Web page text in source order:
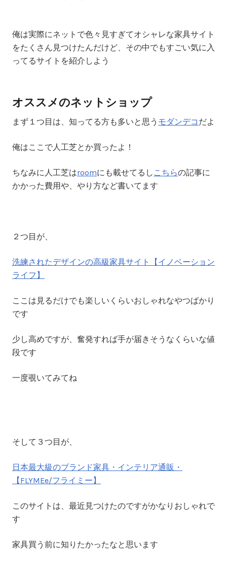
俺は実際にネットで色々見すぎてオシャレな家具サイト
をたくさん見つけたんだけど、その中でもすごい気に入
ってるサイトを紹介しよう
オススメのネットショップ
まず１つ目は、知ってる方も多いと思う モダンデコ だよ
俺はここで人工芝とか買ったよ！
ちなみに人工芝はroomにも載せてるし こちらの記事に
かかった費用や、やり方など書いてます
２つ目が、
洗練されたデザインの高級家具サイト【イノベーション
ライフ】
ここは見るだけでも楽しいくらいおしゃれなやつばかり
です
少し高めですが、奮発すれば手が届きそうなくらいな値
段です
一度覗いてみてね
そして３つ目が、
日本最大級のブランド家具・インテリア通販・
【FLYMEe/フライミー】
このサイトは、最近見つけたのですがかなりおしゃれで
す
家具買う前に知りたかったなと思います